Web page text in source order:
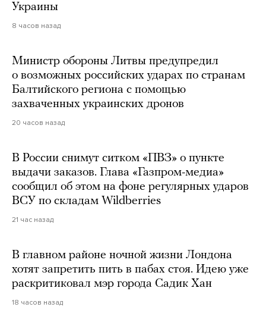
Украины
8 часов назад
Министр обороны Литвы предупредил
о возможных российских ударах по странам
Балтийского региона с помощью
захваченных украинских дронов
20 часов назад
В России снимут ситком «ПВЗ» о пункте
выдачи заказов. Глава «Газпром-медиа»
сообщил об этом на фоне регулярных ударов
ВСУ по складам Wildberries
21 час назад
В главном районе ночной жизни Лондона
хотят запретить пить в пабах стоя. Идею уже
раскритиковал мэр города Садик Хан
18 часов назад